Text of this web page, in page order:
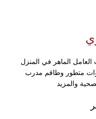
الماهر في المنزل
متطور وطاقم مدرب